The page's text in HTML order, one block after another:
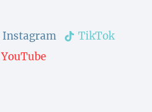
Instagram
TikTok
YouTube